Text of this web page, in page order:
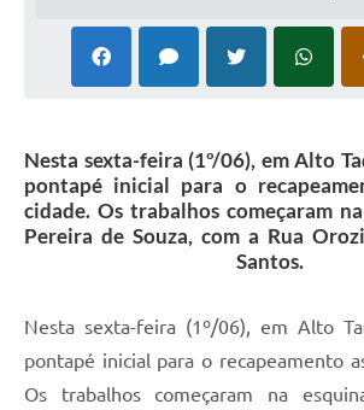
Nesta sexta-feira (1º/06), em Alto
pontapé inicial para o
cidade. Os trabalhos começaram
Pereira de Souza, com a Rua
Santos.
Nesta sexta-feira (1º/06), em Alto
pontapé inicial para o recapeamento
Os trabalhos começaram na